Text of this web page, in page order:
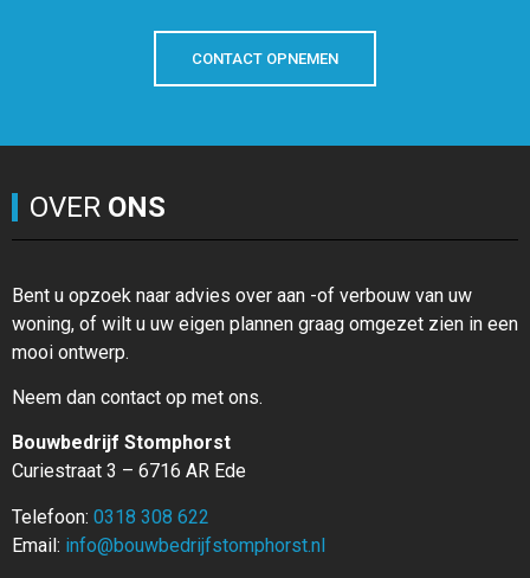
CONTACT OPNEMEN
OVER ONS
Bent u opzoek naar advies over aan -of verbouw van uw
woning, of wilt u uw eigen plannen graag omgezet zien in een
mooi ontwerp.
Neem dan contact op met ons.
Bouwbedrijf Stomphorst
Curiestraat 3 – 6716 AR Ede
Telefoon: 0318 308 622
Email: info@bouwbedrijfstomphorst.nl